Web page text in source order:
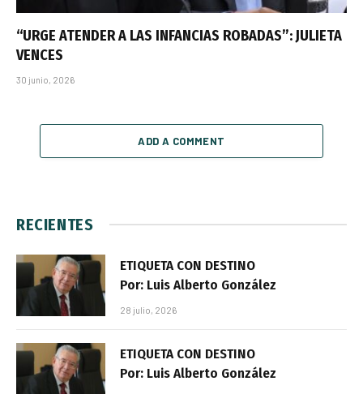
“URGE ATENDER A LAS INFANCIAS ROBADAS”: JULIETA
VENCES
30 junio, 2026
ADD A COMMENT
RECIENTES
ETIQUETA CON DESTINO
Por: Luis Alberto González
28 julio, 2026
ETIQUETA CON DESTINO
Por: Luis Alberto González